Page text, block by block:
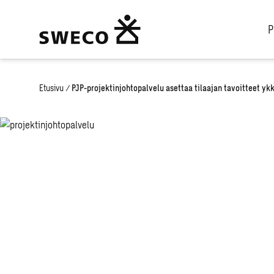
Etusivu / PJP-projektinjohtopalvelu asettaa tilaajan tavoitteet